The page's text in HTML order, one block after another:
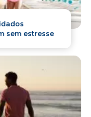
sem estresse